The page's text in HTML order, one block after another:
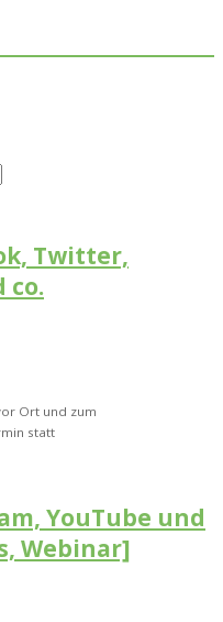
Twitter,
co.
Ort und zum
statt
YouTube und
Webinar]